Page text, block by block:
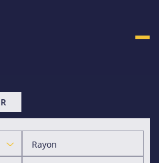
Rayon